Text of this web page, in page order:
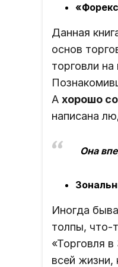
Данная
основ
торговли
А хорошо
написана
Она
Иногда
толпы, что-
«Торговля
всей